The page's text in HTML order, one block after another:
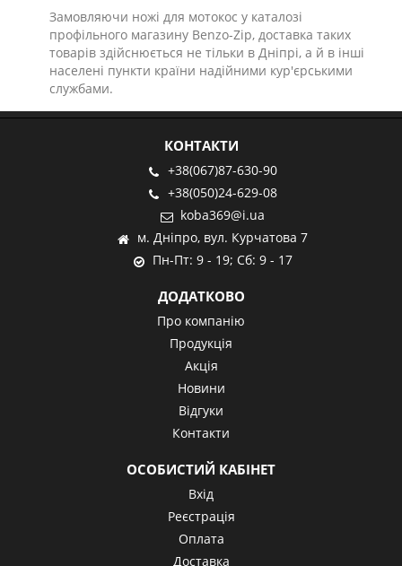
Замовляючи ножі для мотокос у каталозі
профільного магазину Benzo-Zip, доставка таких
товарів здійснюється не тільки в Дніпрі, а й в інші
населені пункти країни надійними кур'єрськими
службами.
КОНТАКТИ
+38(067)87-630-90
+38(050)24-629-08
koba369@i.ua
м. Дніпро, вул. Курчатова 7
Пн-Пт: 9 - 19; Сб: 9 - 17
ДОДАТКОВО
Про компанію
Продукція
Акція
Новини
Відгуки
Контакти
ОСОБИСТИЙ КАБІНЕТ
Вхід
Реєстрація
Оплата
Доставка